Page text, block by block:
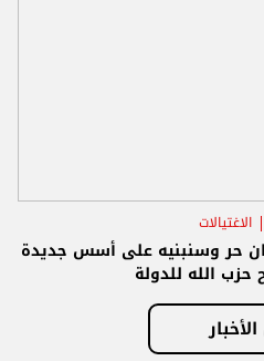
الاغتيالات
حر وسنبنيه على أسس جديدة
الله للدولة